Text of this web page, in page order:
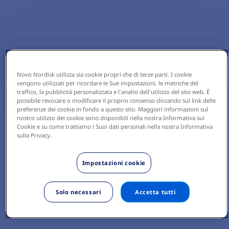
Novo Nordisk utilizza sia cookie propri che di terze parti. I cookie
vengono utilizzati per ricordare le Sue impostazioni, le metriche del
traffico, la pubblicità personalizzata e l'analisi dell'utilizzo del sito web. È
possibile revocare o modificare il proprio consenso cliccando sul link delle
preferenze dei cookie in fondo a questo sito. Maggiori informazioni sul
nostro utilizzo dei cookie sono disponibili nella nostra Informativa sui
Cookie e su come trattiamo i Suoi dati personali nella nostra Informativa
sulla Privacy.
Impostazioni cookie
Solo necessari Accetta tutti